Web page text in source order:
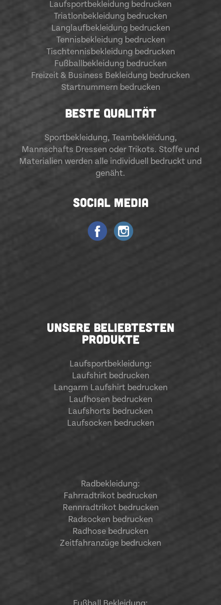
Laufsportbekleidung bedrucken
Triatlonbekleidung bedrucken
Langlaufbekleidung bedrucken
Tennisbekleidung bedrucken
Tischtennisbekleidung bedrucken
Fußballbekleidung bedrucken
Freizeit & Business Bekleidung bedrucken
Startnummern bedrucken
BESTE QUALITÄT
Sportbekleidung, Teambekleidung,
Mannschafts Dressen oder Trikots. Stoffe und
Materialien werden alle individuell bedruckt und
genäht.
SOCIAL MEDIA
UNSERE BELIEBTESTEN
PRODUKTE
Laufsportbekleidung:
Laufshirt bedrucken
Langarm Laufshirt bedrucken
Laufhosen bedrucken
Laufshorts bedrucken
Laufsocken bedrucken
Radbekleidung:
Fahrradtrikot bedrucken
Rennradtrikot bedrucken
Radsocken bedrucken
Radhose bedrucken
Zeitfahranzüge bedrucken